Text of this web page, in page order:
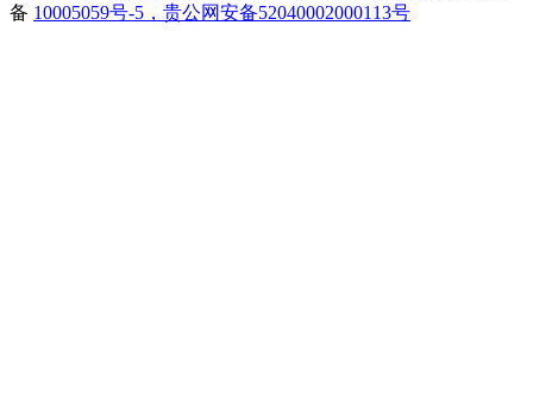
备 10005059号-5，贵公网安备52040002000113号